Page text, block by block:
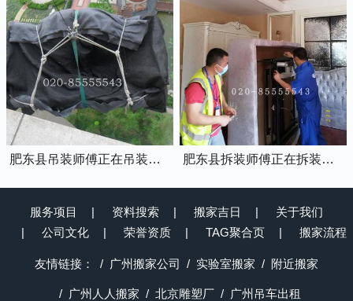
肥东县吊装师傅正在吊装物品上楼 肥东县拆装师傅正在拆装家具
服务项目 资料搜索 搬家吉日
关于我们
公司文化
荣誉资质 TAG聚合页 搬家流程
友情链接： 广州搬家公司 实验室搬家 附近搬家
广州人人搬家 北京雕塑厂 广州吊车出租